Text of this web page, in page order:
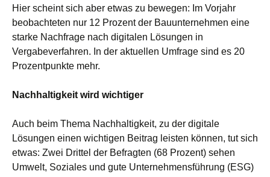
Hier scheint sich aber etwas zu bewegen: Im Vorjahr
beobachteten nur 12 Prozent der Bauunternehmen eine
starke Nachfrage nach digitalen Lösungen in
Vergabeverfahren. In der aktuellen Umfrage sind es 20
Prozentpunkte mehr.
Nachhaltigkeit wird wichtiger
Auch beim Thema Nachhaltigkeit, zu der digitale
Lösungen einen wichtigen Beitrag leisten können, tut sich
etwas: Zwei Drittel der Befragten (68 Prozent) sehen
Umwelt, Soziales und gute Unternehmensführung (ESG)